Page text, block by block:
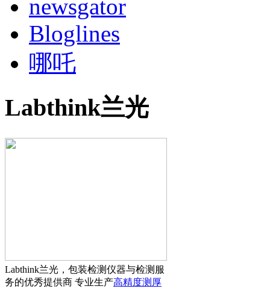
newsgator
Bloglines
哪吒
Labthink兰光
Labthink兰光，包装检测仪器与检测服
务的优秀提供商 专业生产高精度测厚